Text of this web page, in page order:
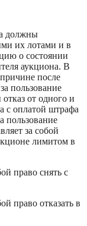
должны
их лотами и в
о состоянии
аукциона. В
после
пользование
от одного и
с оплатой штрафа
пользование
за собой
лимитом в
право снять с
право отказать в